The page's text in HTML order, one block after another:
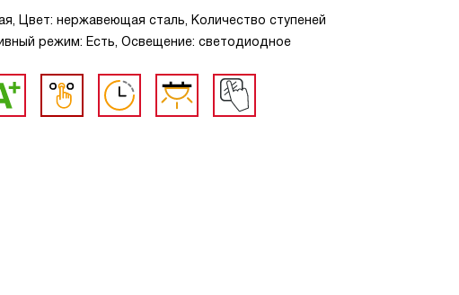
Цвет: нержавеющая сталь, Количество ступеней
режим: Есть, Освещение: светодиодное